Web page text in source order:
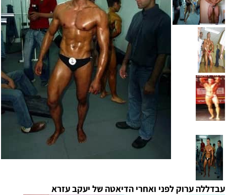
עבדללה ערוק לפני ואחרי הדיאטה של יעקב עזרא